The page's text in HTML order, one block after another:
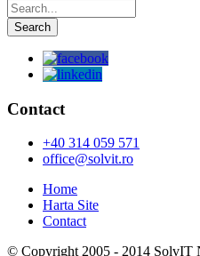
Contact
+40 314 059 571
office@solvit.ro
Home
Harta Site
Contact
© Copyright 2005 - 2014 SolvIT